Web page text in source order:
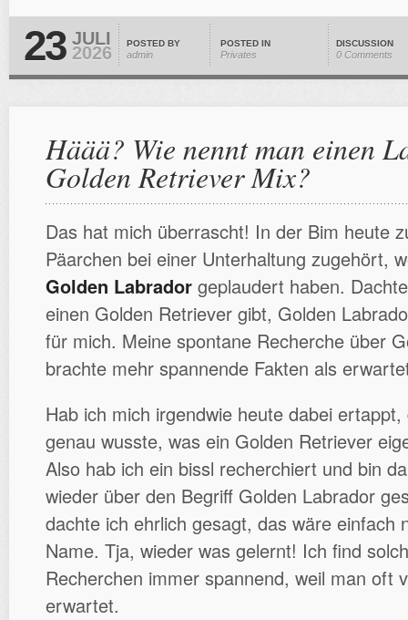
23 JULI
2026 POSTED BY
admin
POSTED IN
Privates
DISCUSSION
0 Comments
Häää? Wie nennt man einen
Golden Retriever Mix?
Das hat mich überrascht! In der Bim heute
Päarchen bei einer Unterhaltung zugehört,
Golden Labrador geplaudert haben.
einen Golden Retriever gibt, Golden
für mich. Meine spontane Recherche über
brachte mehr spannende Fakten als
Hab ich mich irgendwie heute dabei
genau wusste, was ein Golden Retriever
Also hab ich ein bissl recherchiert und bin
wieder über den Begriff Golden Labrador
dachte ich ehrlich gesagt, das wäre einfach
Name. Tja, wieder was gelernt! Ich find
Recherchen immer spannend, weil man oft
erwartet.